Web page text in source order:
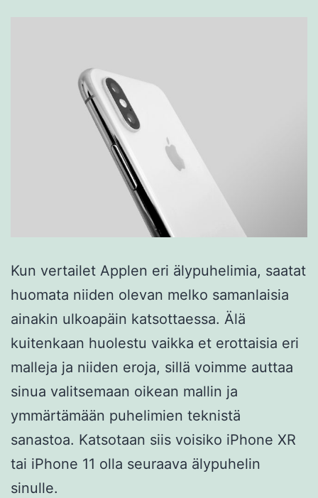
Kun vertailet Applen eri älypuhelimia, saatat
huomata niiden olevan melko samanlaisia
ainakin ulkoapäin katsottaessa. Älä
kuitenkaan huolestu vaikka et erottaisia eri
malleja ja niiden eroja, sillä voimme auttaa
sinua valitsemaan oikean mallin ja
ymmärtämään puhelimien teknistä
sanastoa. Katsotaan siis voisiko iPhone XR
tai iPhone 11 olla seuraava älypuhelin
sinulle.